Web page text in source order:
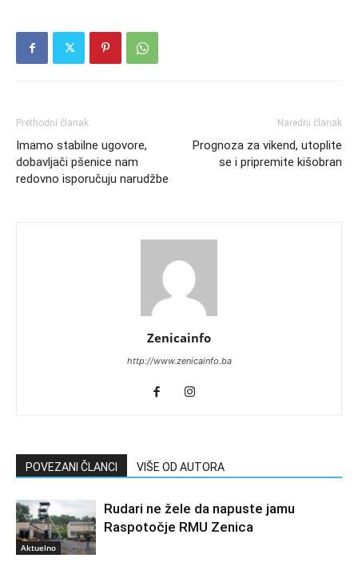
Prethodni članak
Imamo stabilne ugovore,
dobavljači pšenice nam
redovno isporučuju narudžbe
Naredni članak
Prognoza za vikend, utoplite
se i pripremite kišobran
Zenicainfo
http://www.zenicainfo.ba
POVEZANI ČLANCI VIŠE OD AUTORA
Aktuelno
Rudari ne žele da napuste jamu
Raspotočje RMU Zenica